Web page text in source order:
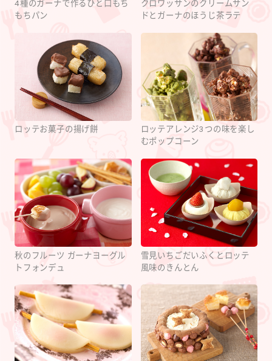
4種のガーナで作るひと口もち
もちパン
クロワッサンのクリームサン
ドとガーナのほうじ茶ラテ
ロッテお菓子の揚げ餅
ロッテアレンジ3つの味を楽し
むポップコーン
秋のフルーツ ガーナヨーグル
トフォンデュ
雪見いちごだいふくとロッテ
風味のきんとん